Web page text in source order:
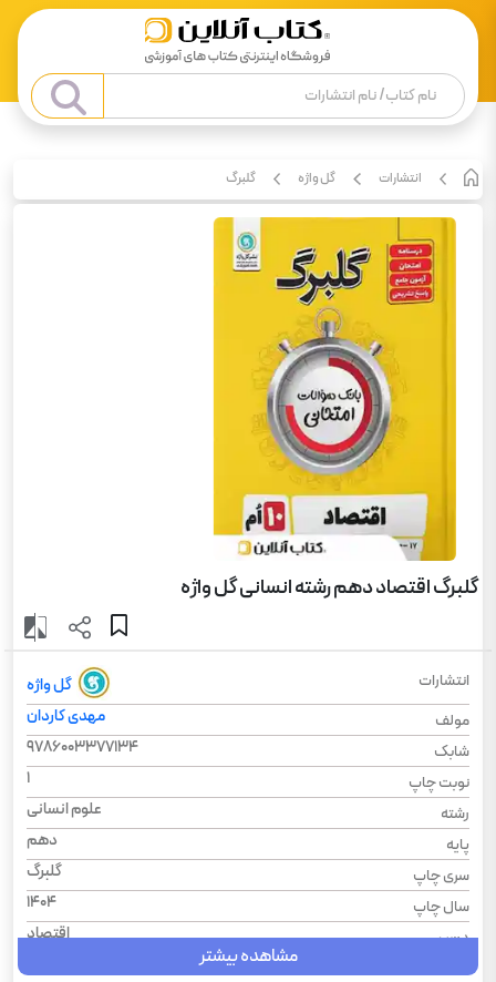
انتشارات گل واژه گلبرگ
گلبرگ اقتصاد دهم رشته انسانی گل واژه
انتشارات
گل واژه
مولف
مهدی کاردان
شابک
9786003377134
نوبت چاپ
1
رشته
علوم انسانی
پایه
دهم
سری چاپ
گلبرگ
سال چاپ
1404
درس
اقتصاد
مشاهده بیشتر